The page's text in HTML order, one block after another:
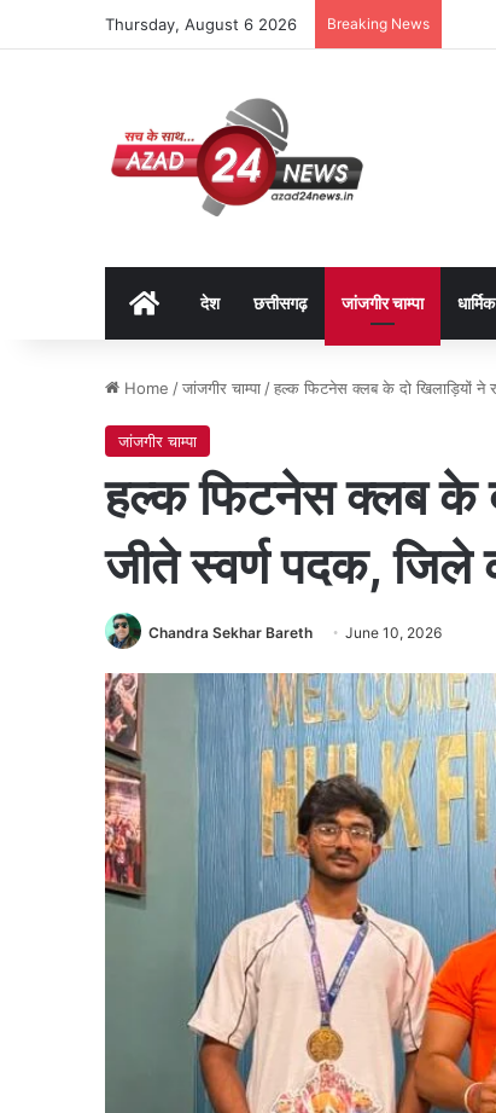
Thursday, August 6 2026 Breaking News
Homeदेश छत्तीसगढ़ जांजगीर चाम्पा धार्मिक
Home /जांजगीर चाम्पा /हल्क फिटनेस क्लब के दो खिलाड़ियों ने
जांजगीर चाम्पा
हल्क फिटनेस क्लब के
जीते स्वर्ण पदक, जिले
Chandra Sekhar Bareth June 10, 2026